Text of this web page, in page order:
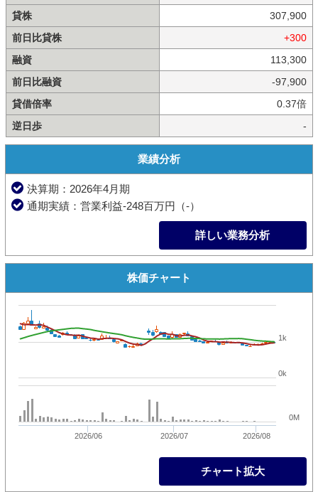
貸株
307,900
前日比貸株
+300
融資
113,300
前日比融資
-97,900
貸借倍率
0.37倍
逆日歩
-
業績分析
決算期：2026年4月期
通期実績：営業利益-248百万円（-）
詳しい業務分析
株価チャート
2026/06 2026/07 2026/08
0k
1k
0M
チャート拡大